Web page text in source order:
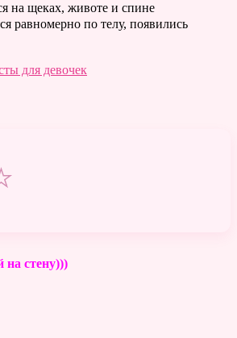
на щеках, животе и спине
равномерно по телу, появились
для девочек
на стену)))